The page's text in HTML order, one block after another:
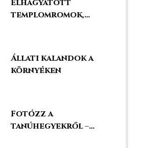
Elhagyatott
templomromok,
Állati kalandok a
környéken
Fotózz a
tanúhegyekről –